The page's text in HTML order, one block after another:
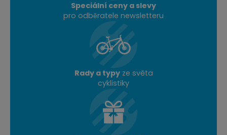
Speciální ceny a slevy
pro odběratele newsletteru
Rady a typyze světa
cyklistiky